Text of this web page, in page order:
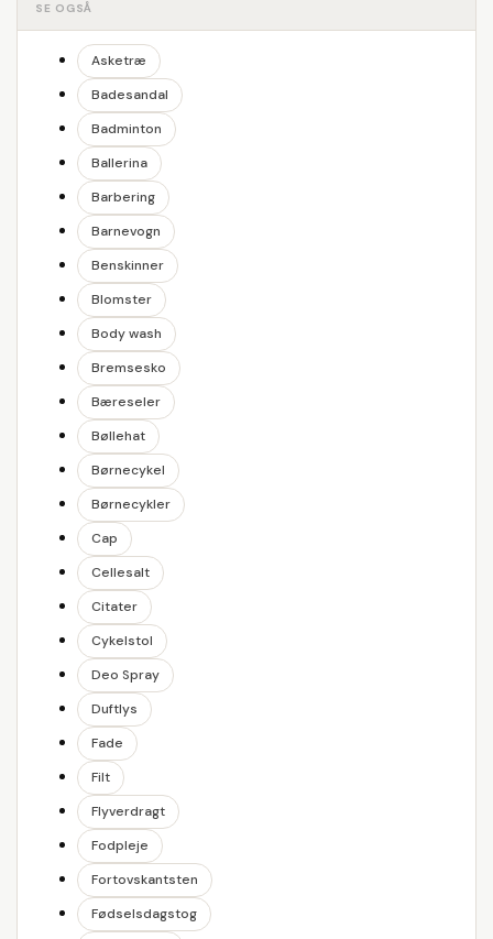
SE OGSÅ
Asketræ
Badesandal
Badminton
Ballerina
Barbering
Barnevogn
Benskinner
Blomster
Body wash
Bremsesko
Bæreseler
Bøllehat
Børnecykel
Børnecykler
Cap
Cellesalt
Citater
Cykelstol
Deo Spray
Duftlys
Fade
Filt
Flyverdragt
Fodpleje
Fortovskantsten
Fødselsdagstog